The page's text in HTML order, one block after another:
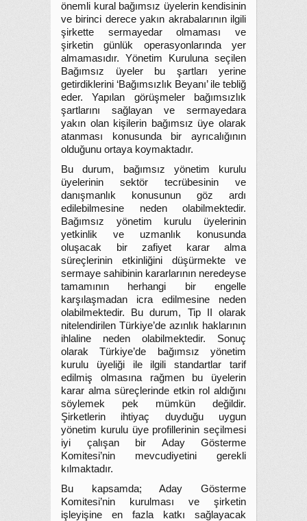
önemli kural bağımsız üyelerin kendisinin
ve birinci derece yakın akrabalarının ilgili
şirkette sermayedar olmaması ve
şirketin günlük operasyonlarında yer
almamasıdır. Yönetim Kuruluna seçilen
Bağımsız üyeler bu şartları yerine
getirdiklerini ‘Bağımsızlık Beyanı’ ile tebliğ
eder. Yapılan görüşmeler bağımsızlık
şartlarını sağlayan ve sermayedara
yakın olan kişilerin bağımsız üye olarak
atanması konusunda bir ayrıcalığının
olduğunu ortaya koymaktadır.
Bu durum, bağımsız yönetim kurulu
üyelerinin sektör tecrübesinin ve
danışmanlık konusunun göz ardı
edilebilmesine neden olabilmektedir.
Bağımsız yönetim kurulu üyelerinin
yetkinlik ve uzmanlık konusunda
oluşacak bir zafiyet karar alma
süreçlerinin etkinliğini düşürmekte ve
sermaye sahibinin kararlarının neredeyse
tamamının herhangi bir engelle
karşılaşmadan icra edilmesine neden
olabilmektedir. Bu durum, Tip II olarak
nitelendirilen Türkiye’de azınlık haklarının
ihlaline neden olabilmektedir. Sonuç
olarak Türkiye’de bağımsız yönetim
kurulu üyeliği ile ilgili standartlar tarif
edilmiş olmasına rağmen bu üyelerin
karar alma süreçlerinde etkin rol aldığını
söylemek pek mümkün değildir.
Şirketlerin ihtiyaç duyduğu uygun
yönetim kurulu üye profillerinin seçilmesi
iyi çalışan bir Aday Gösterme
Komitesi’nin mevcudiyetini gerekli
kılmaktadır.
Bu kapsamda; Aday Gösterme
Komitesi’nin kurulması ve şirketin
işleyişine en fazla katkı sağlayacak